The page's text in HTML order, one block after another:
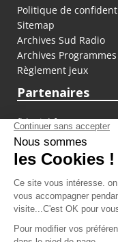
Politique de
Sitemap
Archives Sud Radio
Archives Programmes
Règlement jeux
Partenaires
fiducial.fr
lyoncapitale.fr
olympique-et-
L'application